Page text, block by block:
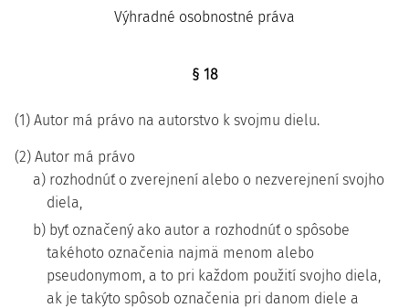
Výhradné osobnostné práva
§ 18
(1) Autor má právo na autorstvo k svojmu dielu.
(2) Autor má právo
a) rozhodnúť o zverejnení alebo o nezverejnení svojho
diela,
b) byť označený ako autor a rozhodnúť o spôsobe
takéhoto označenia najmä menom alebo
pseudonymom, a to pri každom použití svojho diela,
ak je takýto spôsob označenia pri danom diele a